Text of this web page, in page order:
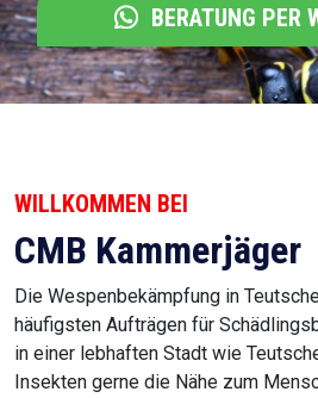
BERATUNG PER
WILLKOMMEN BEI
CMB Kammerjäger
Die Wespenbekämpfung in
häufigsten Aufträgen für
in einer lebhaften Stadt wie
Insekten gerne die Nähe zum